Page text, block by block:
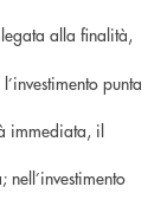
alla finalità,
punta
immediata, il